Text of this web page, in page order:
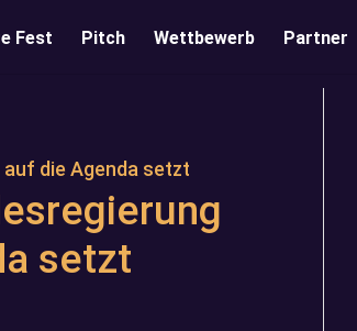
Fest Pitch Wettbewerb Partner
setzt